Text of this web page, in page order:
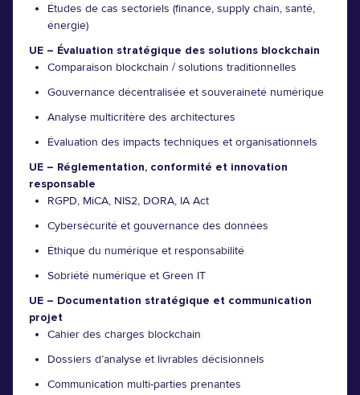
Études de cas sectoriels (finance, supply chain, santé,
énergie)
UE – Évaluation stratégique des solutions blockchain
Comparaison blockchain / solutions traditionnelles
Gouvernance décentralisée et souveraineté numérique
Analyse multicritère des architectures
Évaluation des impacts techniques et organisationnels
UE – Réglementation, conformité et innovation
responsable
RGPD, MiCA, NIS2, DORA, IA Act
Cybersécurité et gouvernance des données
Éthique du numérique et responsabilité
Sobriété numérique et Green IT
UE – Documentation stratégique et communication
projet
Cahier des charges blockchain
Dossiers d’analyse et livrables décisionnels
Communication multi-parties prenantes